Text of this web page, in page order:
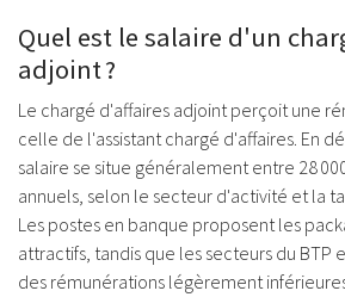
Quel est le salaire d'un
adjoint ?
Le chargé d'affaires adjoint perçoit une
celle de l'assistant chargé d'affaires. En
salaire se situe généralement entre 28
annuels, selon le secteur d'activité et la
Les postes en banque proposent les
attractifs, tandis que les secteurs du BTP
des rémunérations légèrement